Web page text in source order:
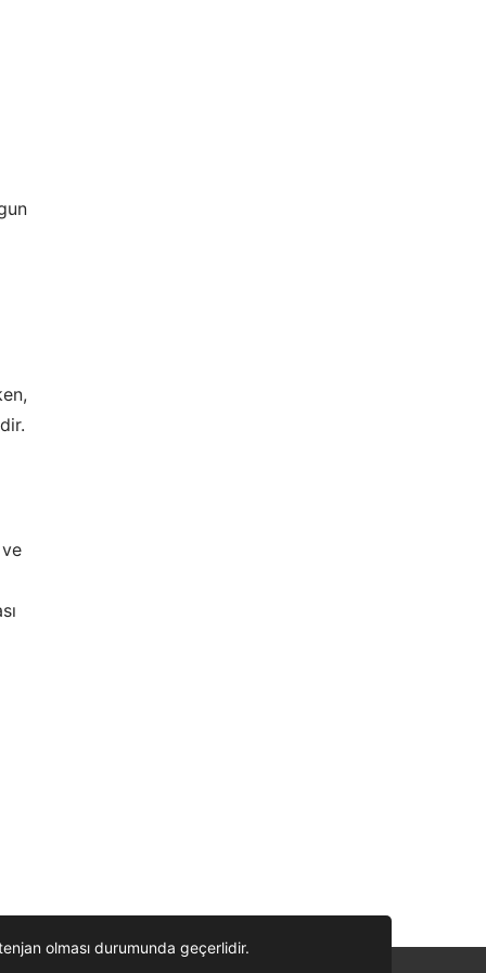
olması durumunda geçerlidir.